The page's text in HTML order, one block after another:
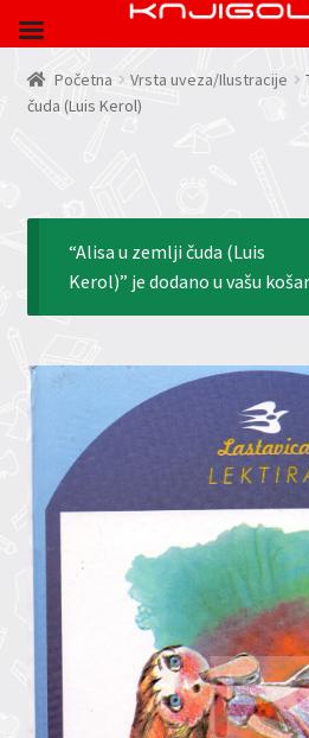
Početna Vrsta uveza/Ilustracije
čuda (Luis Kerol)
“Alisa u zemlji čuda (Luis
Kerol)” je dodano u vašu